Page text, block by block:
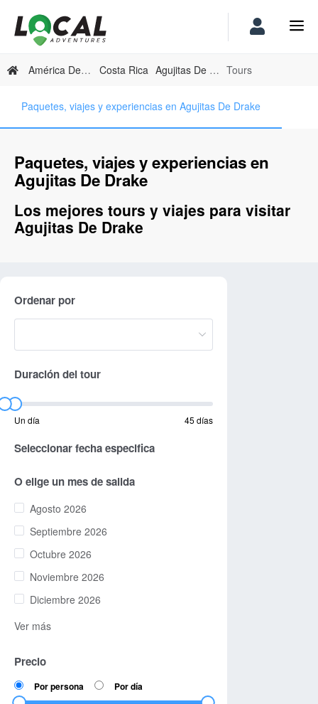
América Del Norte Costa Rica Agujitas De Drake Tours
Paquetes, viajes y experiencias en Agujitas De Drake
Paquetes, viajes y experiencias en
Agujitas De Drake
Los mejores tours y viajes para visitar
Agujitas De Drake
Ordenar por
Duración del tour
Un día 45 días
Seleccionar fecha especifica
O elige un mes de salida
Agosto 2026
Septiembre 2026
Octubre 2026
Noviembre 2026
Diciembre 2026
Ver más
Precio
Por persona Por día